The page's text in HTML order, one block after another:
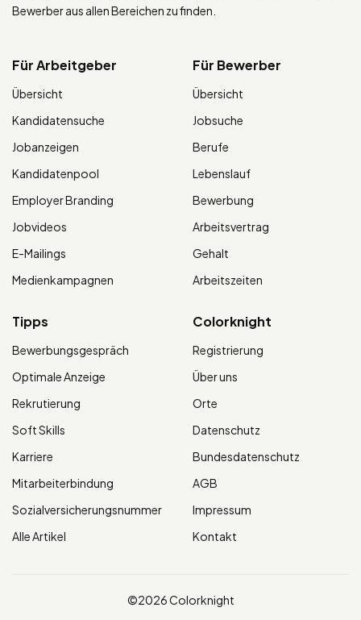
Bewerber aus allen Bereichen zu finden.
Für Arbeitgeber
Übersicht
Kandidatensuche
Jobanzeigen
Kandidatenpool
Employer Branding
Jobvideos
E-Mailings
Medienkampagnen
Für Bewerber
Übersicht
Jobsuche
Berufe
Lebenslauf
Bewerbung
Arbeitsvertrag
Gehalt
Arbeitszeiten
Tipps
Bewerbungsgespräch
Optimale Anzeige
Rekrutierung
Soft Skills
Karriere
Mitarbeiterbindung
Sozialversicherungsnummer
Alle Artikel
Colorknight
Registrierung
Über uns
Orte
Datenschutz
Bundesdatenschutz
AGB
Impressum
Kontakt
©2026 Colorknight